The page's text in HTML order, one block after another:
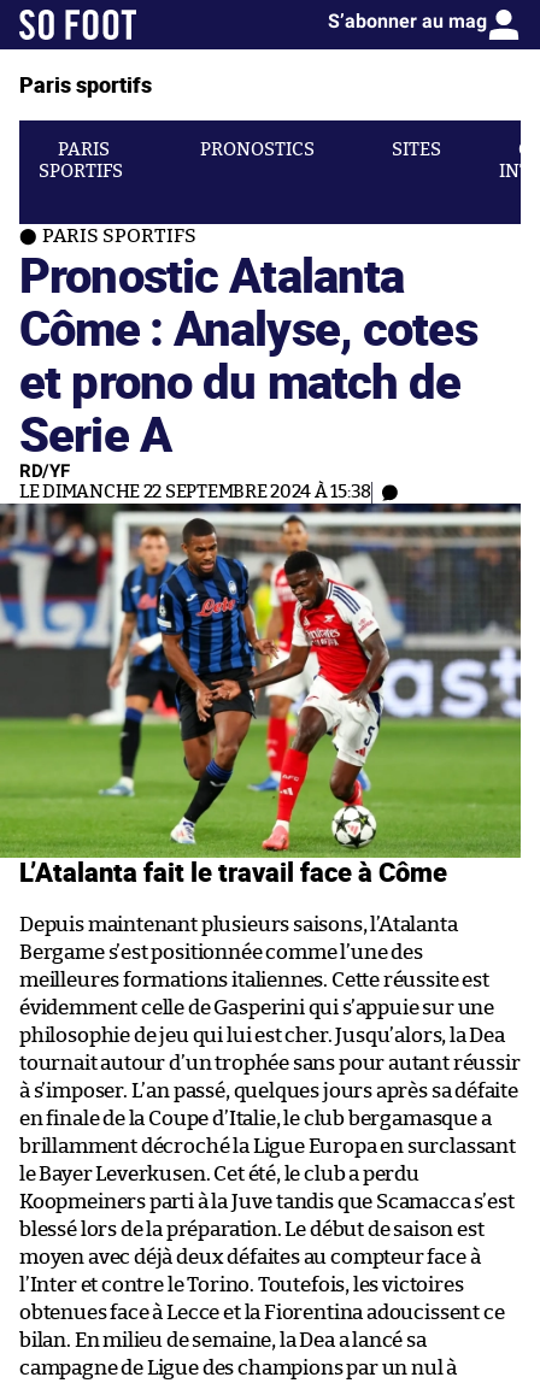
S’abonner au mag
Paris sportifs
PARIS
SPORTIFS
PRONOSTICS SITES
PARIS SPORTIFS
Pronostic Atalanta
Côme : Analyse, cotes
et prono du match de
Serie A
RD/YF
LE DIMANCHE 22 SEPTEMBRE 2024 À 15:38
L’Atalanta fait le travail face à Côme
Depuis maintenant plusieurs saisons, l’Atalanta
Bergame s’est positionnée comme l’une des
meilleures formations italiennes. Cette réussite est
évidemment celle de Gasperini qui s’appuie sur une
philosophie de jeu qui lui est cher. Jusqu’alors, la Dea
tournait autour d’un trophée sans pour autant réussir
à s’imposer. L’an passé, quelques jours après sa défaite
en finale de la Coupe d’Italie, le club bergamasque a
brillamment décroché la Ligue Europa en surclassant
le Bayer Leverkusen. Cet été, le club a perdu
Koopmeiners parti à la Juve tandis que Scamacca s’est
blessé lors de la préparation. Le début de saison est
moyen avec déjà deux défaites au compteur face à
l’Inter et contre le Torino. Toutefois, les victoires
obtenues face à Lecce et la Fiorentina adoucissent ce
bilan. En milieu de semaine, la Dea a lancé sa
campagne de Ligue des champions par un nul à